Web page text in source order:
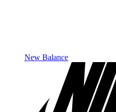
New Balance